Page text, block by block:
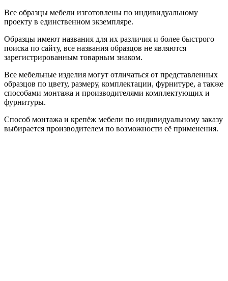
Все образцы мебели изготовлены по индивидуальному
проекту в единственном экземпляре.
Образцы имеют названия для их различия и более быстрого
поиска по сайту, все названия образцов не являются
зарегистрированным товарным знаком.
Все мебельные изделия могут отличаться от представленных
образцов по цвету, размеру, комплектации, фурнитуре, а также
способами монтажа и производителями комплектующих и
фурнитуры.
Способ монтажа и крепёж мебели по индивидуальному заказу
выбирается производителем по возможности её применения.